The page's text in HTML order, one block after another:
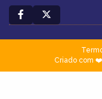
Criado com